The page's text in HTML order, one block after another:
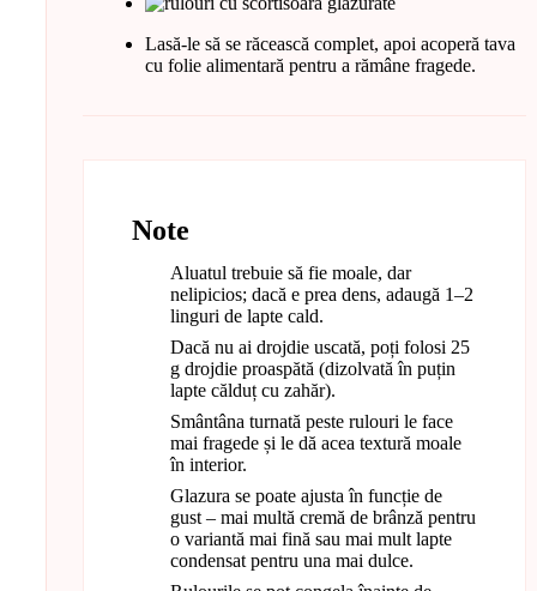
Lasă-le să se răcească complet, apoi acoperă tava
cu folie alimentară pentru a rămâne fragede.
Note
Aluatul trebuie să fie moale, dar
nelipicios; dacă e prea dens, adaugă 1–2
linguri de lapte cald.
Dacă nu ai drojdie uscată, poți folosi 25
g drojdie proaspătă (dizolvată în puțin
lapte călduț cu zahăr).
Smântâna turnată peste rulouri le face
mai fragede și le dă acea textură moale
în interior.
Glazura se poate ajusta în funcție de
gust – mai multă cremă de brânză pentru
o variantă mai fină sau mai mult lapte
condensat pentru una mai dulce.